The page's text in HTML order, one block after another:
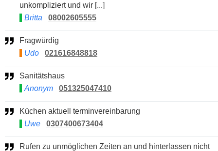
unkompliziert und wir [...]
Britta
08002605555
Fragwürdig
Udo
021616848818
Sanitätshaus
Anonym
051325047410
Küchen aktuell terminvereinbarung
Uwe
0307400673404
Rufen zu unmöglichen Zeiten an und hinterlassen nicht